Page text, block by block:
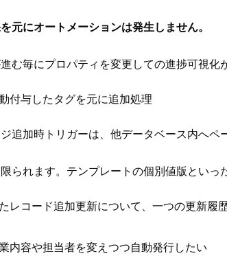
元にオートメーションは発生しません。
む毎にプロパティを変更しての進捗可視化
付与したタグを元に追加処理
追加時トリガーは、他データベース内へ
られます。テンプレートの個別値版とい
レコード追加更新について、一つの更新
内容や担当者を変えつつ自動発行したい